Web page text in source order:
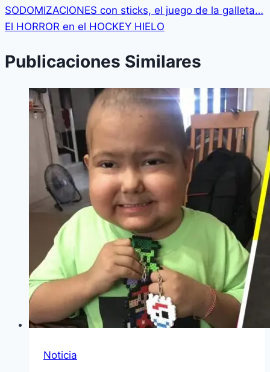
SODOMIZACIONES con sticks, el juego de la galleta…
El HORROR en el HOCKEY HIELO
Publicaciones Similares
Noticia